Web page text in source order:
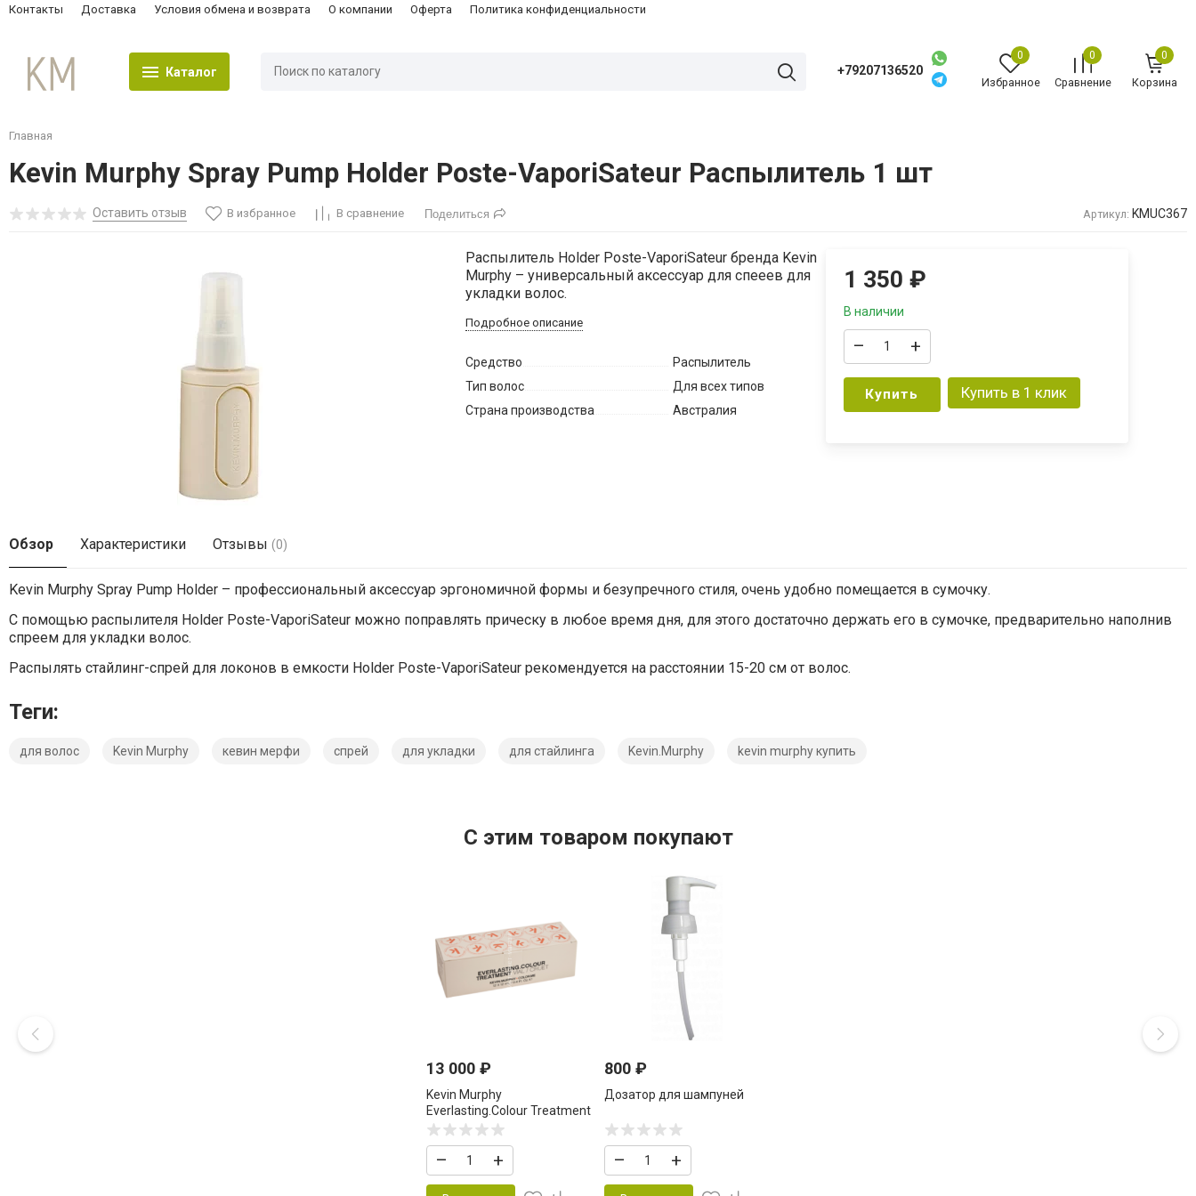
Контакты Доставка Условия обмена и возврата О компании Оферта Политика конфиденциальности
Каталог +79207136520
0
Избранное
0
Сравнение
0
Корзина
Главная
Kevin Murphy Spray Pump Holder Poste-VaporiSateur Распылитель 1 шт
Оставить отзыв В избранное В сравнение Поделиться Артикул: KMUC367
Распылитель Holder Poste-VaporiSateur бренда Kevin
Murphy – универсальный аксессуар для спееев для
укладки волос.
Подробное описание
Средство
Распылитель
Тип волос
Для всех типов
Страна производства
Австралия
1 350 ₽
В наличии
– +
Купить Купить в 1 клик
Обзор Характеристики Отзывы (0)
Kevin Murphy Spray Pump Holder – профессиональный аксессуар эргономичной формы и безупречного стиля, очень удобно помещается в сумочку.
С помощью распылителя Holder Poste-VaporiSateur можно поправлять прическу в любое время дня, для этого достаточно держать его в сумочке, предварительно наполнив
спреем для укладки волос.
Распылять стайлинг-спрей для локонов в емкости Holder Poste-VaporiSateur рекомендуется на расстоянии 15-20 см от волос.
Теги:
для волос Kevin Murphy кевин мерфи спрей для укладки для стайлинга Kevin.Murphy kevin murphy купить
C этим товаром покупают
13 000 ₽
Kevin Murphy
Everlasting.Colour Treatment
Cruet/Vial 12*12 мл
сыворотка-уход в ампулах
для окрашенных волос
– +
800 ₽
Дозатор для шампуней
– +